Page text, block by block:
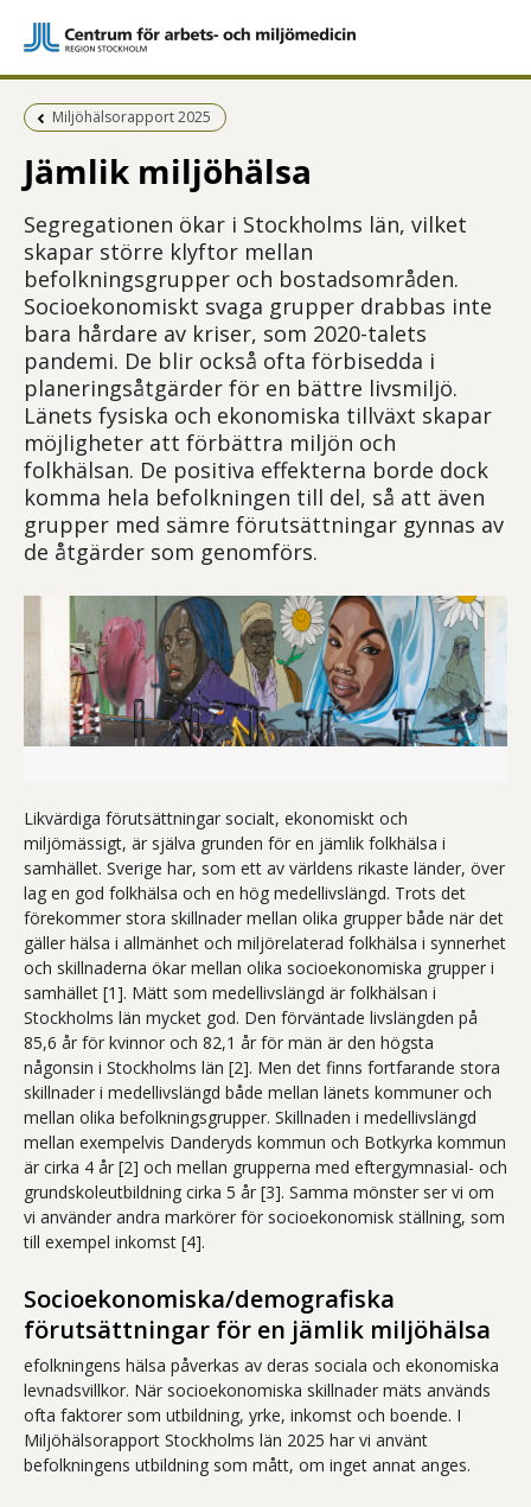
Föregående sida:
Miljöhälsorapport 2025
Jämlik miljöhälsa
Segregationen ökar i Stockholms län, vilket
skapar större klyftor mellan
befolkningsgrupper och bostadsområden.
Socioekonomiskt svaga grupper drabbas inte
bara hårdare av kriser, som 2020-talets
pandemi. De blir också ofta förbisedda i
planeringsåtgärder för en bättre livsmiljö.
Länets fysiska och ekonomiska tillväxt skapar
möjligheter att förbättra miljön och
folkhälsan. De positiva effekterna borde dock
komma hela befolkningen till del, så att även
grupper med sämre förutsättningar gynnas av
de åtgärder som genomförs.
Likvärdiga förutsättningar socialt, ekonomiskt och
miljömässigt, är själva grunden för en jämlik folkhälsa i
samhället. Sverige har, som ett av världens rikaste länder, över
lag en god folkhälsa och en hög medellivslängd. Trots det
förekommer stora skillnader mellan olika grupper både när det
gäller hälsa i allmänhet och miljörelaterad folkhälsa i synnerhet
och skillnaderna ökar mellan olika socioekonomiska grupper i
samhället [1]. Mätt som medellivslängd är folkhälsan i
Stockholms län mycket god. Den förväntade livslängden på
85,6 år för kvinnor och 82,1 år för män är den högsta
någonsin i Stockholms län [2]. Men det finns fortfarande stora
skillnader i medellivslängd både mellan länets kommuner och
mellan olika befolkningsgrupper. Skillnaden i medellivslängd
mellan exempelvis Danderyds kommun och Botkyrka kommun
är cirka 4 år [2] och mellan grupperna med eftergymnasial- och
grundskoleutbildning cirka 5 år [3]. Samma mönster ser vi om
vi använder andra markörer för socioekonomisk ställning, som
till exempel inkomst [4].
Socioekonomiska/demografiska
förutsättningar för en jämlik miljöhälsa
efolkningens hälsa påverkas av deras sociala och ekonomiska
levnadsvillkor. När socioekonomiska skillnader mäts används
ofta faktorer som utbildning, yrke, inkomst och boende. I
Miljöhälsorapport Stockholms län 2025 har vi använt
befolkningens utbildning som mått, om inget annat anges.